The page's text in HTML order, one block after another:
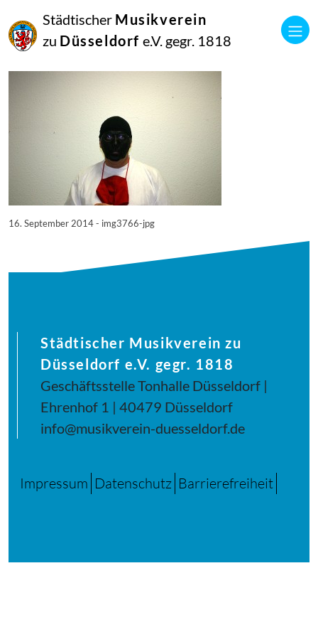
Städtischer Musikverein
zu Düsseldorf e.V. gegr. 1818
September
2014
Manfred Hill
16. September 2014 - img3766-jpg
Städtischer Musikverein zu
Düsseldorf e.V. gegr. 1818
Geschäftsstelle Tonhalle Düsseldorf |
Ehrenhof 1 | 40479 Düsseldorf
info@musikverein-duesseldorf.de
Impressum Datenschutz Barrierefreiheit